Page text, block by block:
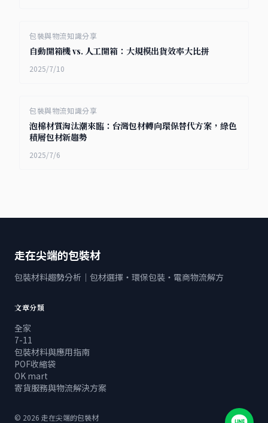
包裝與物流知識分享
自動開箱機 vs. 人工開箱：大規模出貨效率大比拼
2025/7/10
包裝與物流知識分享
泡棉材質淘汰潮來臨：台灣包材轉向環保替代方案，綠色
積層包材新趨勢
2025/7/6
走在尖端的包裝材
包裝材料趨勢分析｜包材選擇・環保包裝・電商物流解方
文章分類
全家
7-11
包裝材料與應用指南
POF收縮袋
OK mart
寄貨服務與物流解決方案
© 2026 走在尖端的包裝材